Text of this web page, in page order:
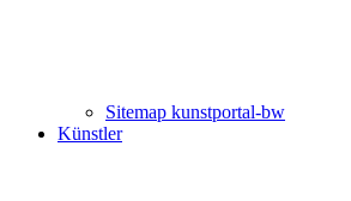
Sitemap kunstportal-bw
Künstler